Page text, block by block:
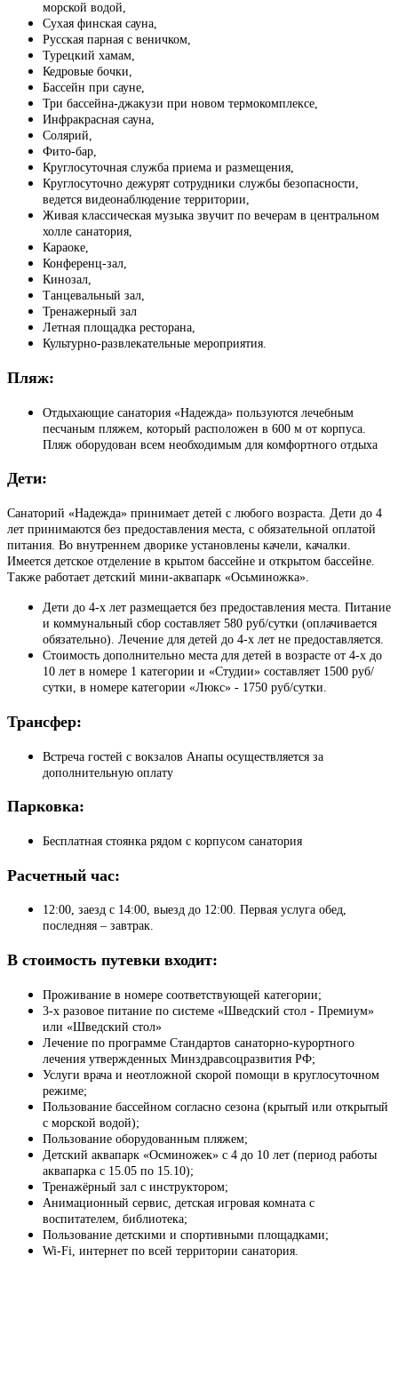
морской водой,
Сухая финская сауна,
Русская парная с веничком,
Турецкий хамам,
Кедровые бочки,
Бассейн при сауне,
Три бассейна-джакузи при новом термокомплексе,
Инфракрасная сауна,
Солярий,
Фито-бар,
Круглосуточная служба приема и размещения,
Круглосуточно дежурят сотрудники службы безопасности,
ведется видеонаблюдение территории,
Живая классическая музыка звучит по вечерам в центральном
холле санатория,
Караоке,
Конференц-зал,
Кинозал,
Танцевальный зал,
Тренажерный зал
Летная площадка ресторана,
Культурно-развлекательные мероприятия.
Пляж:
Отдыхающие санатория «Надежда» пользуются лечебным
песчаным пляжем, который расположен в 600 м от корпуса.
Пляж оборудован всем необходимым для комфортного отдыха
Дети:
Санаторий «Надежда» принимает детей с любого возраста. Дети до 4
лет принимаются без предоставления места, с обязательной оплатой
питания. Во внутреннем дворике установлены качели, качалки.
Имеется детское отделение в крытом бассейне и открытом бассейне.
Также работает детский мини-аквапарк «Осьминожка».
Дети до 4-х лет размещается без предоставления места. Питание
и коммунальный сбор составляет 580 руб/сутки (оплачивается
обязательно). Лечение для детей до 4-х лет не предоставляется.
Стоимость дополнительно места для детей в возрасте от 4-х до
10 лет в номере 1 категории и «Студии» составляет 1500 руб/
сутки, в номере категории «Люкс» - 1750 руб/сутки.
Трансфер:
Встреча гостей с вокзалов Анапы осуществляется за
дополнительную оплату
Парковка:
Бесплатная стоянка рядом с корпусом санатория
Расчетный час:
12:00, заезд с 14:00, выезд до 12:00. Первая услуга обед,
последняя – завтрак.
В стоимость путевки входит:
Проживание в номере соответствующей категории;
3-х разовое питание по системе «Шведский стол - Премиум»
или «Шведский стол»
Лечение по программе Стандартов санаторно-курортного
лечения утвержденных Минздравсоцразвития РФ;
Услуги врача и неотложной скорой помощи в круглосуточном
режиме;
Пользование бассейном согласно сезона (крытый или открытый
с морской водой);
Пользование оборудованным пляжем;
Детский аквапарк «Осминожек» с 4 до 10 лет (период работы
аквапарка с 15.05 по 15.10);
Тренажёрный зал с инструктором;
Анимационный сервис, детская игровая комната с
воспитателем, библиотека;
Пользование детскими и спортивными площадками;
Wi-Fi, интернет по всей территории санатория.